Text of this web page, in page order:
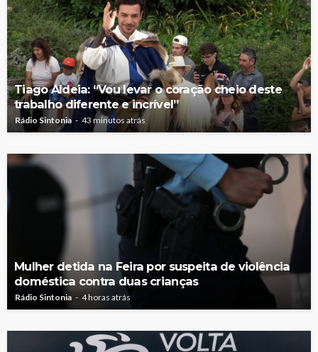
Tiago Aldeia: “Vou levar o coração cheio deste
trabalho diferente e incrível”
Rádio Sintonia 43 minutos atrás
Mulher detida na Feira por suspeita de violência
doméstica contra duas crianças
Rádio Sintonia 4 horas atrás